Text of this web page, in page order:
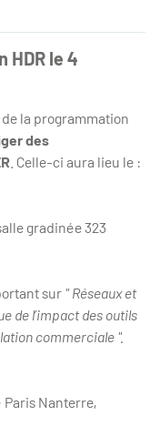
HDR le 4
la programmation
des
. Celle-ci aura lieu le :
gradinée 323
sur " Réseaux et
de l’impact des outils
commerciale ".
Paris Nanterre,